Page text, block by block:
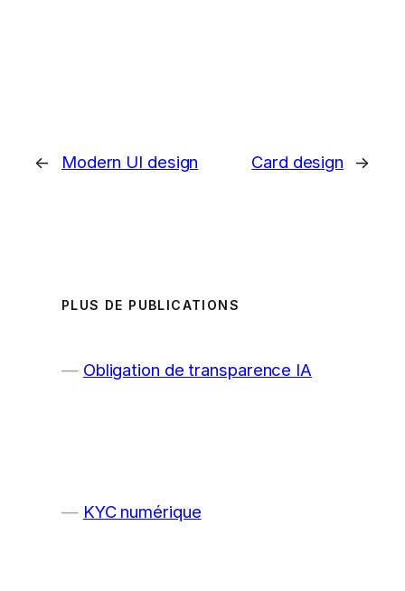
← Modern UI design Card design →
PLUS DE PUBLICATIONS
Obligation de transparence IA
KYC numérique